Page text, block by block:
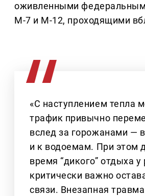
оживленными
М‑7 и М‑12, проходящими
«С наступлением тепла
трафик привычно
вслед за горожанами —
и к водоемам. При этом
время “дикого” отдыха у
критически важно
связи. Внезапная